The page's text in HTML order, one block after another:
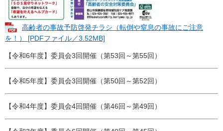
高齢者の事故予防啓発チラシ（転倒や窒息の事故にご注意
を！） [PDFファイル／3.52MB]
【令和6年度】委員会3回開催（第53回～第55回）
【令和5年度】委員会3回開催（第50回～第52回）
【令和4年度】委員会4回開催（第46回～第49回）